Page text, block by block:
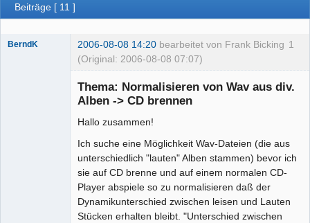
Beiträge [ 11 ]
1
BerndK 2006-08-08 14:20 bearbeitet von Frank Bicking
(Original: 2006-08-08 07:07)
Thema: Normalisieren von Wav aus div.
Alben -> CD brennen
Hallo zusammen!
Ich suche eine Möglichkeit Wav-Dateien (die aus
unterschiedlich "lauten" Alben stammen) bevor ich
sie auf CD brenne und auf einem normalen CD-
Player abspiele so zu normalisieren daß der
Dynamikunterschied zwischen leisen und Lauten
Stücken erhalten bleibt. "Unterschied zwischen